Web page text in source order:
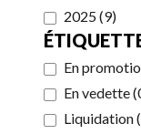
2025(9)
En
En vedette(
Liquidation(